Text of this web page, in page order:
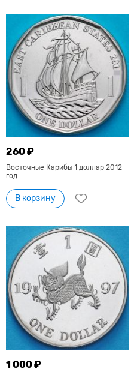
260 ₽
Восточные Карибы 1 доллар 2012
год.
В корзину
1 000 ₽